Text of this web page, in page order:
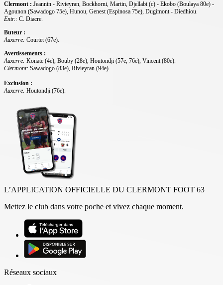
Clermont : Jeannin - Rivieyran, Bockhorni, Martin, Djellabi (c) - Ekobo (Boulaya 80e) -
Agounon (Sawadogo 75e), Hunou, Genest (Espinosa 75e), Dugimont - Diedhiou.
Entr.: C. Diacre.
Buteur :
Auxerre: Courtet (67e).
Avertissements :
Auxerre: Konate (4e), Bouby (28e), Houtondji (57e, 76e), Vincent (80e).
Clermont: Sawadogo (83e), Rivieyran (94e).
Exclusion :
Auxerre: Houtondji (76e).
L’APPLICATION OFFICIELLE DU CLERMONT FOOT 63
Mettez le club dans votre poche et vivez chaque moment.
Réseaux sociaux